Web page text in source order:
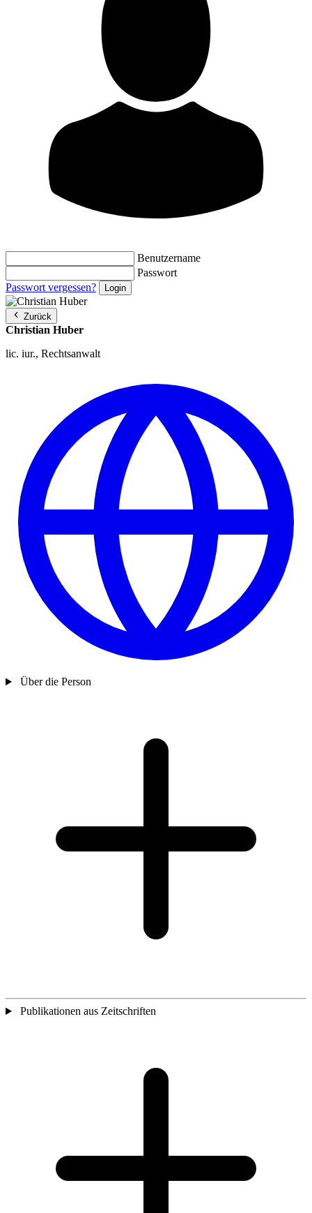
Benutzername
Passwort
Passwort vergessen?
Zurück
Christian Huber
lic. iur., Rechtsanwalt
Über die Person
Publikationen aus Zeitschriften